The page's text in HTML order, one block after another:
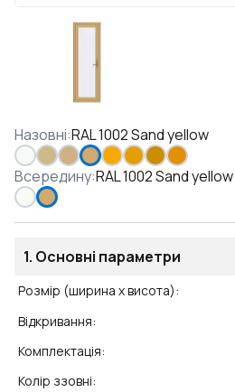
Назовні:RAL 1002 Sand yellow
Всередину:RAL 1002 Sand yellow
1. Основні параметри
Розмір (ширина x висота):
Відкривання:
Комплектація:
Колір ззовні: